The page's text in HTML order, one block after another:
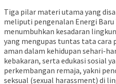
Tiga pilar materi utama yang
meliputi pengenalan Energi Baru
menumbuhkan kesadaran
yang mengupas tuntas tata cara
aman dalam kehidupan sehari-
kebakaran, serta edukasi sosial
perkembangan remaja, yakni
seksual (sexual harassment) di